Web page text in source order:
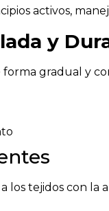
activos,
y
forma gradual y
los tejidos con la